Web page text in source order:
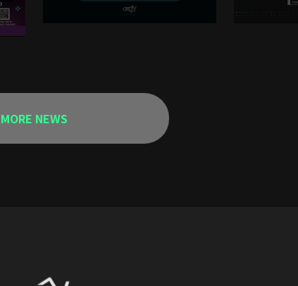
MORE NEWS